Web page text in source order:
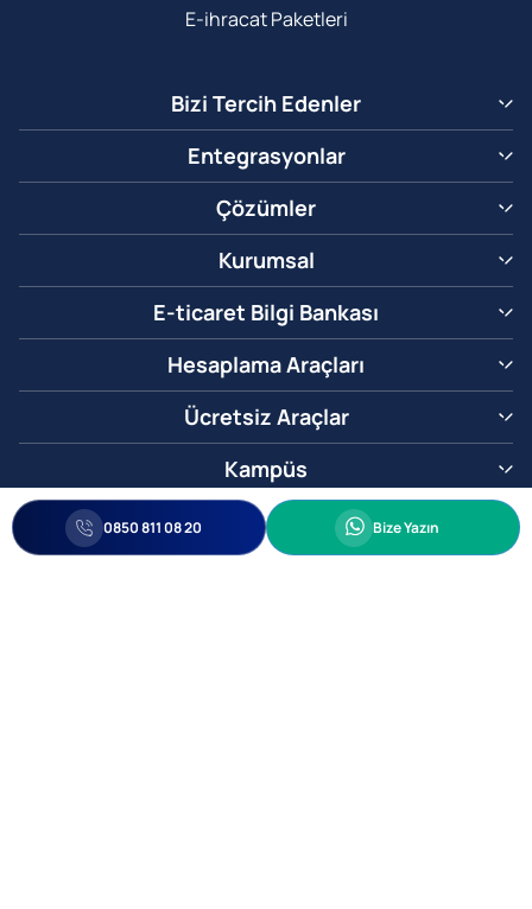
E-ihracat Paketleri
Bizi Tercih Edenler
Entegrasyonlar
Çözümler
Kurumsal
E-ticaret Bilgi Bankası
Hesaplama Araçları
Ücretsiz Araçlar
Kampüs
0850 811 08 20 Whatsapp
Bize Yazın
0850 811 08 20